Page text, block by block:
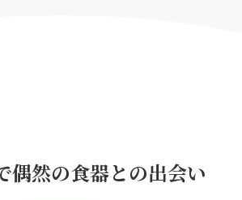
偶然の食器との出会い